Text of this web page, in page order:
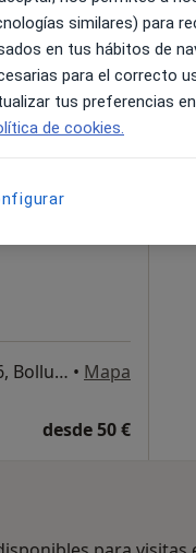
Calle Padre Pedro María Ayala, 16, Bollullos del Condado • Mapa
desde 50 €
similares) para
en tus hábitos de
para el correcto
tus preferencias
de cookies.